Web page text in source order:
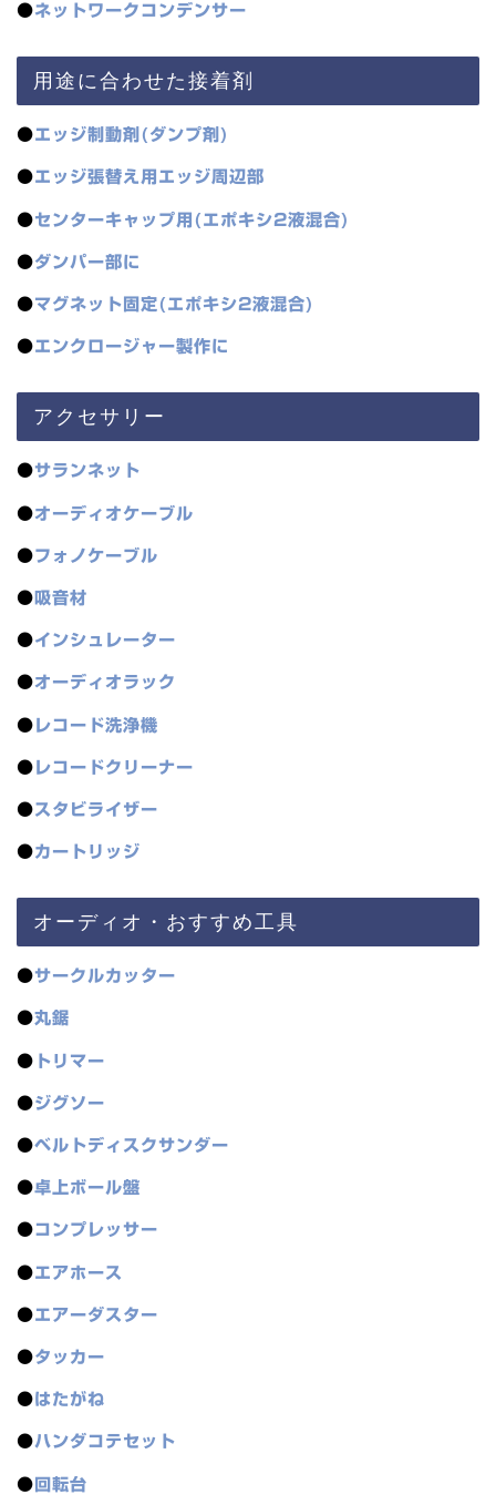
●ネットワークコンデンサー
用途に合わせた接着剤
●エッジ制動剤(ダンプ剤)
●エッジ張替え用エッジ周辺部
●センターキャップ用(エポキシ2液混合)
●ダンパー部に
●マグネット固定(エポキシ2液混合)
●エンクロージャー製作に
アクセサリー
●サランネット
●オーディオケーブル
●フォノケーブル
● 吸音材
●インシュレーター
●オーディオラック
● レコード洗浄機
● レコードクリーナー
●スタビライザー
●カートリッジ
オーディオ・おすすめ工具
●サークルカッター
●丸鋸
● トリマー
●ジグソー
●ベルトディスクサンダー
●卓上ボール盤
●コンプレッサー
●エアホース
●エアーダスター
●タッカー
●はたがね
●ハンダコテセット
● 回転台